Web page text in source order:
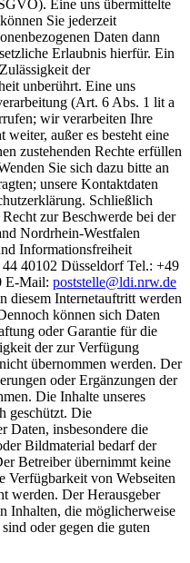
Eine uns übermittelte
Sie jederzeit
Daten dann
Erlaubnis hierfür. Ein
der
unberührt. Eine uns
(Art. 6 Abs. 1 lit a
wir verarbeiten Ihre
weiter, außer es besteht eine
zustehenden Rechte erfüllen
Sie sich dazu bitte an
unsere Kontaktdaten
Schließlich
zur Beschwerde bei der
Nordrhein-Westfalen
Informationsfreiheit
40102 Düsseldorf Tel.: +49
E-Mail: poststelle@ldi.nrw.de
diesem Internetauftritt werden
können sich Daten
oder Garantie für die
der zur Verfügung
übernommen werden. Der
oder Ergänzungen der
Die Inhalte unseres
geschützt. Die
Daten, insbesondere die
Bildmaterial bedarf der
Betreiber übernimmt keine
Verfügbarkeit von Webseiten
werden. Der Herausgeber
Inhalten, die möglicherweise
oder gegen die guten